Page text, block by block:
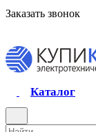
Заказать звонок
Каталог